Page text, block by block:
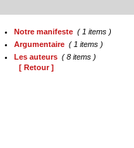
Notre manifeste ( 1 items )
Argumentaire ( 1 items )
Les auteurs ( 8 items )
[ Retour ]